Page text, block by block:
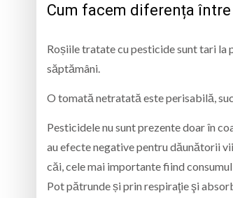
Cum facem diferența
Roșiile tratate cu pesticide sunt tari la
săptămâni.
O tomată netratată este perisabilă,
Pesticidele nu sunt prezente doar în
au efecte negative pentru dăunătorii
căi, cele mai importante fiind
Pot pătrunde și prin respiraţie şi